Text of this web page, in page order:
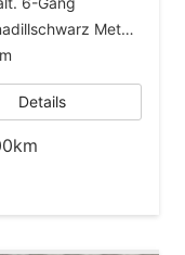
Grenadillschwarz Metallic
Details